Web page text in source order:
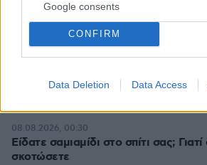
Google consents
CONFIRM
Data Deletion Data Access
Ιδέες για πρωινό έτοιμο από το
θρεπτικές επιλογές για κάθε μέρα
08.08.2026, 01:00
Ρωσικό πλήγμα προκάλεσε ζημιές σε
Οδησσό μία ημέρα πριν από αγώνα
Είδατε σαμιαμίδι στο σπίτι σας;
σκοτώσετε
08.08.2026, 00:30